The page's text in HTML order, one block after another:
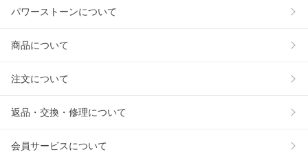
パワーストーンについて
商品について
注文について
返品・交換・修理について
会員サービスについて